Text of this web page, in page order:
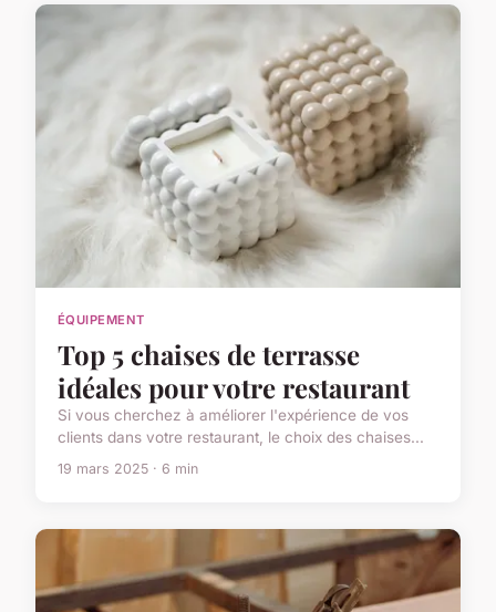
ÉQUIPEMENT
Top 5 chaises de terrasse
idéales pour votre restaurant
Si vous cherchez à améliorer l'expérience de vos
clients dans votre restaurant, le choix des chaises...
19 mars 2025 · 6 min